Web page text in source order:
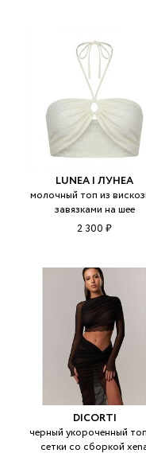
LUNEA | ЛУНЕА
молочный топ из
завязками на шее
2 300 ₽
DICORTI
черный укороченный
сетки со сборкой